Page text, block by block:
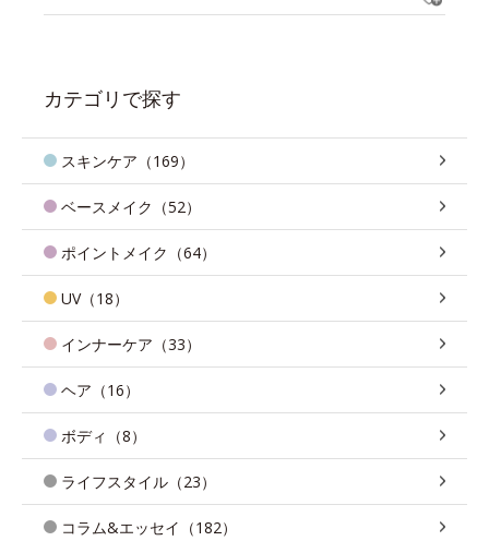
カテゴリで探す
スキンケア（169）
ベースメイク（52）
ポイントメイク（64）
UV（18）
インナーケア（33）
ヘア（16）
ボディ（8）
ライフスタイル（23）
コラム&エッセイ（182）